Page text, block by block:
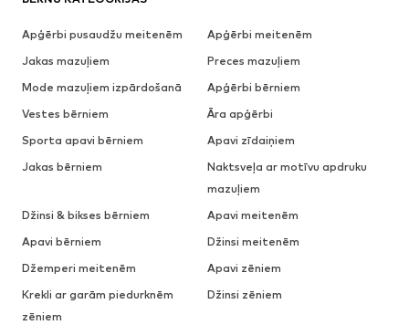
Apģērbi pusaudžu meitenēm
Apģērbi meitenēm
Jakas mazuļiem
Preces mazuļiem
Mode mazuļiem izpārdošanā
Apģērbi bērniem
Vestes bērniem
Āra apģērbi
Sporta apavi bērniem
Apavi zīdaiņiem
Jakas bērniem
Naktsveļa ar motīvu apdruku
mazuļiem
Džinsi & bikses bērniem
Apavi meitenēm
Apavi bērniem
Džinsi meitenēm
Džemperi meitenēm
Apavi zēniem
Krekli ar garām piedurknēm
zēniem
Džinsi zēniem